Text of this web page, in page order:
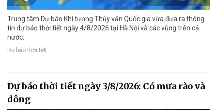
Trung tâm Dự báo Khí tượng Thủy văn Quốc gia vừa đưa ra thông
tin dự báo thời tiết ngày 4/8/2026 tại Hà Nội và các vùng trên cả
nước.
Dự báo thời tiết
Dự báo thời tiết ngày 3/8/2026: Có mưa rào và
dông